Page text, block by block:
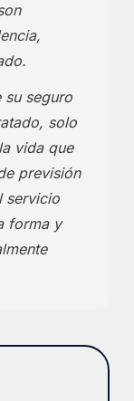
su seguro
solo
vida que
previsión
servicio
forma y